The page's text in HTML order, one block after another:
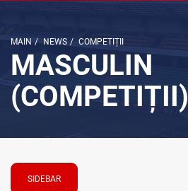
MAIN / NEWS / COMPETIȚII
MASCULIN
(COMPETIȚII)
SIDEBAR